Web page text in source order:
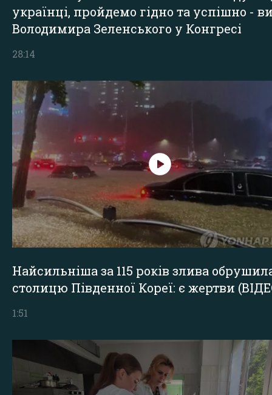
українці, пройдемо гідно та успішно -
Володимира Зеленського у Конгресі
28:14
Найсильніша за 115 років злива
столицю Південної Кореї: є жертви
1:51